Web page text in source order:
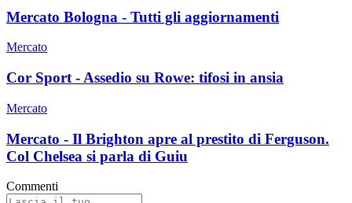
Mercato Bologna - Tutti gli aggiornamenti
Mercato
Cor Sport - Assedio su Rowe: tifosi in ansia
Mercato
Mercato - Il Brighton apre al prestito di Ferguson.
Col Chelsea si parla di Guiu
Commenti